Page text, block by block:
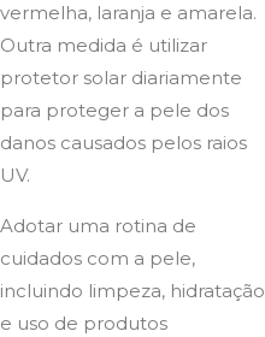
vermelha, laranja e amarela.
Outra medida é utilizar
protetor solar diariamente
para proteger a pele dos
danos causados pelos raios
UV.
Adotar uma rotina de
cuidados com a pele,
incluindo limpeza, hidratação
e uso de produtos